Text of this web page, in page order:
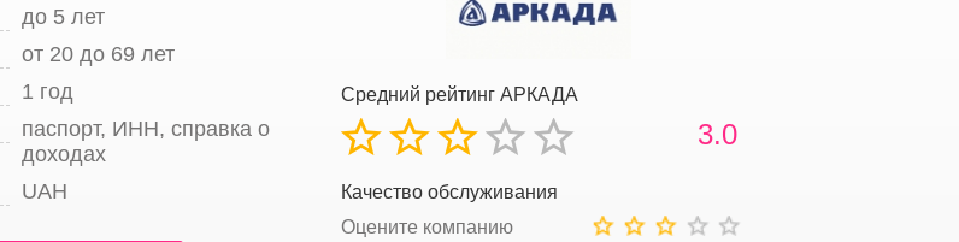
Средний рейтинг АРКАДА
3.0
Качество обслуживания
Оцените компанию
до 5 лет
от 20 до 69 лет
1 год
паспорт, ИНН, справка о
доходах
UAH